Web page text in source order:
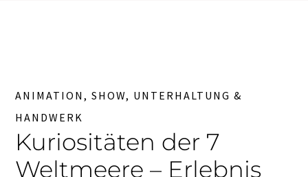
ANIMATION, SHOW, UNTERHALTUNG &
HANDWERK
Kuriositäten der 7
Weltmeere – Erlebnis